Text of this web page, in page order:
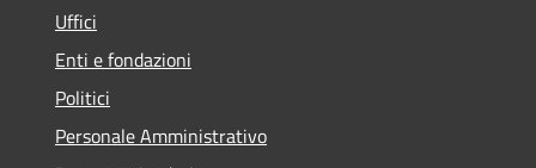
Uffici
Enti e fondazioni
Politici
Personale Amministrativo